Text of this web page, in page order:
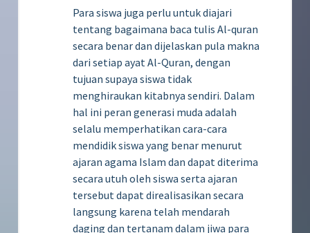
Para siswa juga perlu untuk diajari
tentang bagaimana baca tulis Al-quran
secara benar dan dijelaskan pula makna
dari setiap ayat Al-Quran, dengan
tujuan supaya siswa tidak
menghiraukan kitabnya sendiri. Dalam
hal ini peran generasi muda adalah
selalu memperhatikan cara-cara
mendidik siswa yang benar menurut
ajaran agama Islam dan dapat diterima
secara utuh oleh siswa serta ajaran
tersebut dapat direalisasikan secara
langsung karena telah mendarah
daging dan tertanam dalam jiwa para